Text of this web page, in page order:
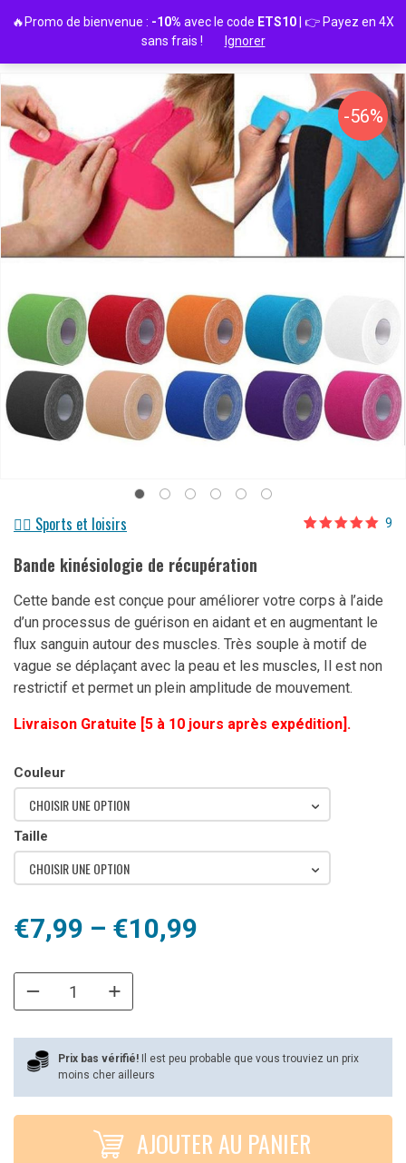
-56%
🏋️‍♀️ Sports et loisirs 9
Bande kinésiologie de récupération
Cette bande est conçue pour améliorer votre corps à l’aide
d’un processus de guérison en aidant et en augmentant le
flux sanguin autour des muscles. Très souple à motif de
vague se déplaçant avec la peau et les muscles,
Il est non
restrictif et permet un plein amplitude de mouvement.
Livraison Gratuite [5 à 10 jours après expédition].
Couleur
CHOISIR UNE OPTION
Taille
CHOISIR UNE OPTION
€7,99 – €10,99
Plage
prix :
€10,99
Prix bas vérifié!
Il est peu probable que vous trouviez un prix
moins cher ailleurs
AJOUTER AU PANIER
🔥Promo de bienvenue : -10% avec le code ETS10 | 👉 Payez en 4X
sans frais !
Ignorer